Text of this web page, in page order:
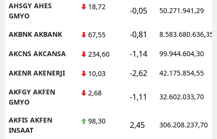
Konya
Kütahya
Malatya
Manisa
Kahramanmaraş
AHSGY AHES
GMYO
18,72 -0,05 50.271.941,29
AKBNK AKBANK 67,55 -0,81 8.583.680.636,35
AKCNS AKCANSA 234,60 -1,14 99.944.604,30
AKENR AKENERJI 10,03 -2,62 42.175.854,55
AKFGY AKFEN
GMYO
2,68 -1,11 32.602.033,70
AKFIS AKFEN
INSAAT
98,30 2,45 306.208.237,70